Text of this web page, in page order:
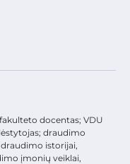
docentas; VDU
draudimo
istorijai,
įmonių veiklai,